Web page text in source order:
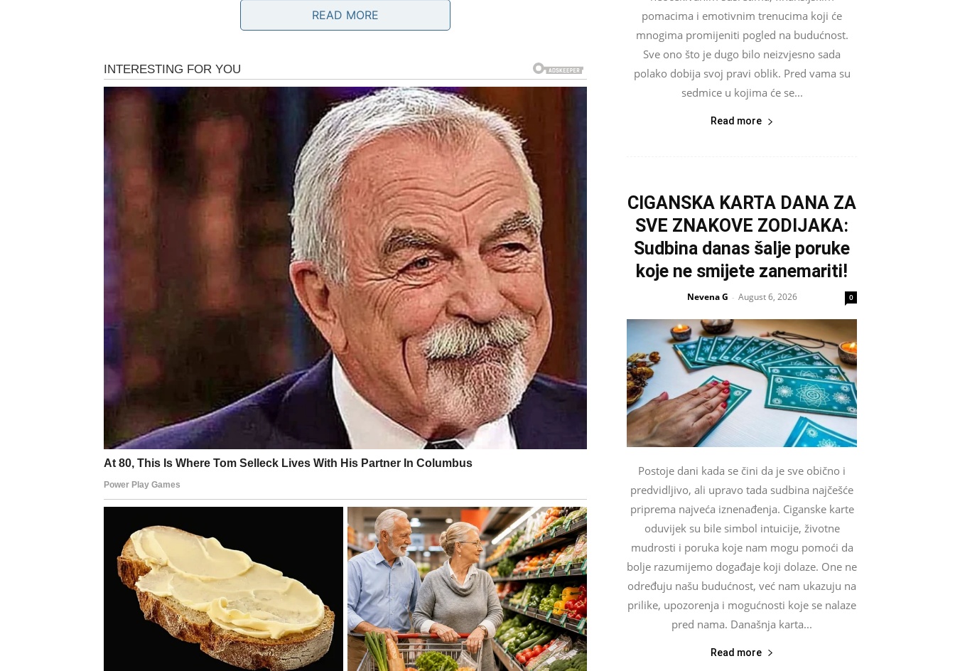
BLIZANCI – VRIJEME JE DA POČNU NOVO POGLAVLJE
Mladi Mjesec nalazi se upravo u znaku Blizanaca, zbog čega će oni njegovu energiju osjetiti
snažnije nego bilo ko drugi. Pred njima je period u kojem će se otvoriti brojne mogućnosti za
promjene, ali i prilike koje ne bi smjeli ignorirati.
Mnogi Blizanci su u prethodnim mjesecima osjećali da stoje na raskršću. Pojavljivala su se pitanja
na koja nisu imali odgovore, a odluke koje su morali donijeti često su ih ostavljale u nedoumici.
Sada dolazi vrijeme kada će se mnoge stvari razjasniti.
Na poslovnom planu moguća je nova ponuda, razgovor ili kontakt koji će imati mnogo veći značaj
nego što će se u početku činiti. Zvijezde poručuju da Blizanci trebaju obratiti pažnju na sve
informacije koje dolaze do njih, jer upravo među njima može biti ključ njihove buduće sreće.
Kada je riječ o ljubavi, slijede zanimljivi događaji. Slobodni Blizanci mogli bi upoznati osobu koja će
ih osvojiti inteligencijom, humorom i načinom razmišljanja. Privlačnost će biti snažna, ali ono što
će ih posebno iznenaditi jeste osjećaj da tu osobu poznaju mnogo duže nego što je to zaista
slučaj.
Mnogi problemi koji su nastali zbog nesporazuma sada se mogu riješiti mnogo lakše nego ranije.
Najveća promjena za Blizance dolazi kroz njihov pogled na život. Počinju shvaćati da ne moraju
stalno sumnjati u sebe i svoje odluke. Vrijeme je da vjeruju vlastitoj intuiciji, jer ih ona vodi prema
nečemu mnogo boljem.
STRIJELAC – OTVARAJU SE VRATA NOVIH
MOGUĆNOSTI
READ MORE
pomacima i emotivnim trenucima koji će
mnogima promijeniti pogled na budućnost.
Sve ono što je dugo bilo neizvjesno sada
polako dobija svoj pravi oblik. Pred vama su
sedmice u kojima će se...
Read more
CIGANSKA KARTA DANA ZA
SVE ZNAKOVE ZODIJAKA:
Sudbina danas šalje poruke
koje ne smijete zanemariti!
Nevena G - August 6, 2026 0
Postoje dani kada se čini da je sve obično i
predvidljivo, ali upravo tada sudbina najčešće
priprema najveća iznenađenja. Ciganske karte
oduvijek su bile simbol intuicije, životne
mudrosti i poruka koje nam mogu pomoći da
bolje razumijemo događaje koji dolaze. One ne
određuju našu budućnost, već nam ukazuju na
prilike, upozorenja i mogućnosti koje se nalaze
pred nama. Današnja karta...
Read more